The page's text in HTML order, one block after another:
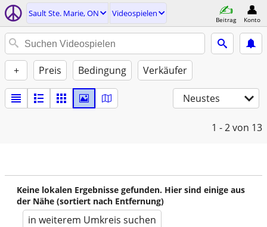
Sault Ste. Marie, ON Videospielen
Beitrag Konto
+ Preis Bedingung Verkäufer
Neustes
1 - 2von 13
Keine lokalen Ergebnisse gefunden. Hier sind einige aus
der Nähe (sortiert nach Entfernung)
in weiterem Umkreis suchen